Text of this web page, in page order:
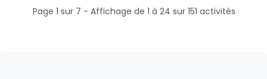
Page 1 sur 7 - Affichage de 1 à 24 sur 151 activités